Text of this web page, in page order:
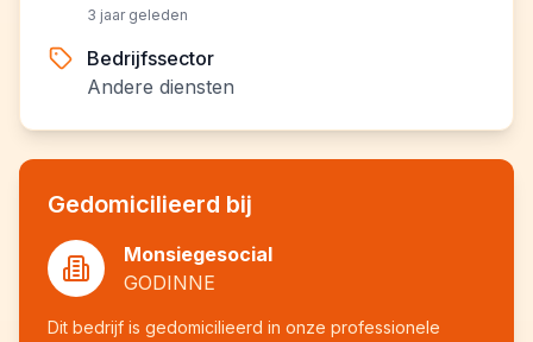
3 jaar geleden
Bedrijfssector
Andere diensten
Gedomicilieerd bij
Monsiegesocial
GODINNE
Dit bedrijf is gedomicilieerd in onze professionele